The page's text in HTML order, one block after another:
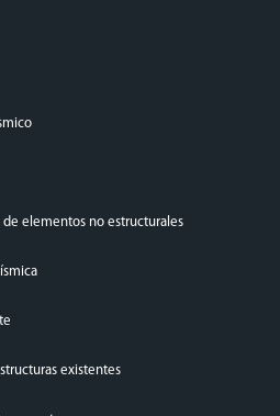
de elementos no estructurales
existentes